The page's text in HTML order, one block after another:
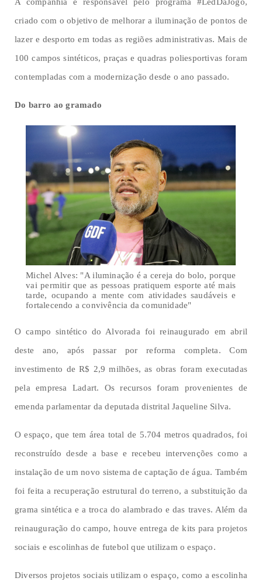
criado com o objetivo de melhorar a iluminação de pontos de
lazer e desporto em todas as regiões administrativas. Mais de
100 campos sintéticos, praças e quadras poliesportivas foram
contempladas com a modernização desde o ano passado.
Do barro ao gramado
Michel Alves: "A iluminação é a cereja do bolo, porque
vai permitir que as pessoas pratiquem esporte até mais
tarde, ocupando a mente com atividades saudáveis e
fortalecendo a convivência da comunidade"
O campo sintético do Alvorada foi reinaugurado em abril
deste ano, após passar por reforma completa. Com
investimento de R$ 2,9 milhões, as obras foram executadas
pela empresa Ladart. Os recursos foram provenientes de
emenda parlamentar da deputada distrital Jaqueline Silva.
O espaço, que tem área total de 5.704 metros quadrados, foi
reconstruído desde a base e recebeu intervenções como a
instalação de um novo sistema de captação de água. Também
foi feita a recuperação estrutural do terreno, a substituição da
grama sintética e a troca do alambrado e das traves. Além da
reinauguração do campo, houve entrega de kits para projetos
sociais e escolinhas de futebol que utilizam o espaço.
Diversos projetos sociais utilizam o espaço, como a escolinha